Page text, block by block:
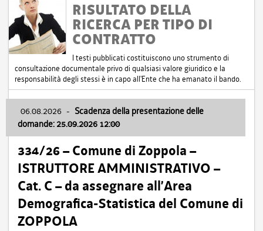
RISULTATO DELLA
RICERCA PER TIPO DI
CONTRATTO
I testi pubblicati costituiscono uno strumento di
consultazione documentale privo di qualsiasi valore giuridico e la
responsabilità degli stessi è in capo all'Ente che ha emanato il bando.
06.08.2026 - Scadenza della presentazione delle
domande: 25.09.2026 12:00
334/26 – Comune di Zoppola –
ISTRUTTORE AMMINISTRATIVO –
Cat. C – da assegnare all’Area
Demografica-Statistica del Comune di
ZOPPOLA